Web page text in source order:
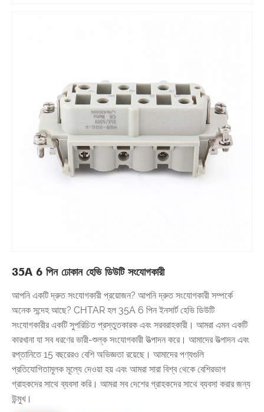
35A 6 পিন ঢোকান হেভি ডিউটি ​​সংযোগকারী
আপনি একটি দ্রুত সংযোগকারী প্রয়োজন? আপনি দ্রুত সংযোগকারী সম্পর্কে
অনেক সন্দেহ আছে? CHTAR হল 35A 6 পিন ইনসার্ট হেভি ডিউটি ​​
সংযোগকারীর একটি সুপরিচিত প্রস্তুতকারক এবং সরবরাহকারী। আমরা এমন একটি
কারখানা যা সব ধরণের ভারী-শুল্ক সংযোগকারী উত্পাদন করে। আমাদের উত্পাদন এবং
রপ্তানিতে 15 বছরেরও বেশি অভিজ্ঞতা রয়েছে। আমাদের পণ্যগুলি
প্রতিযোগিতামূলক মূল্যে দেওয়া হয় এবং আমরা সারা বিশ্ব থেকে বেশিরভাগ
গ্রাহকদের সাথে ব্যবসা করি। আমরা সব দেশের গ্রাহকদের সাথে ব্যবসা করার জন্য
উন্মুখ।